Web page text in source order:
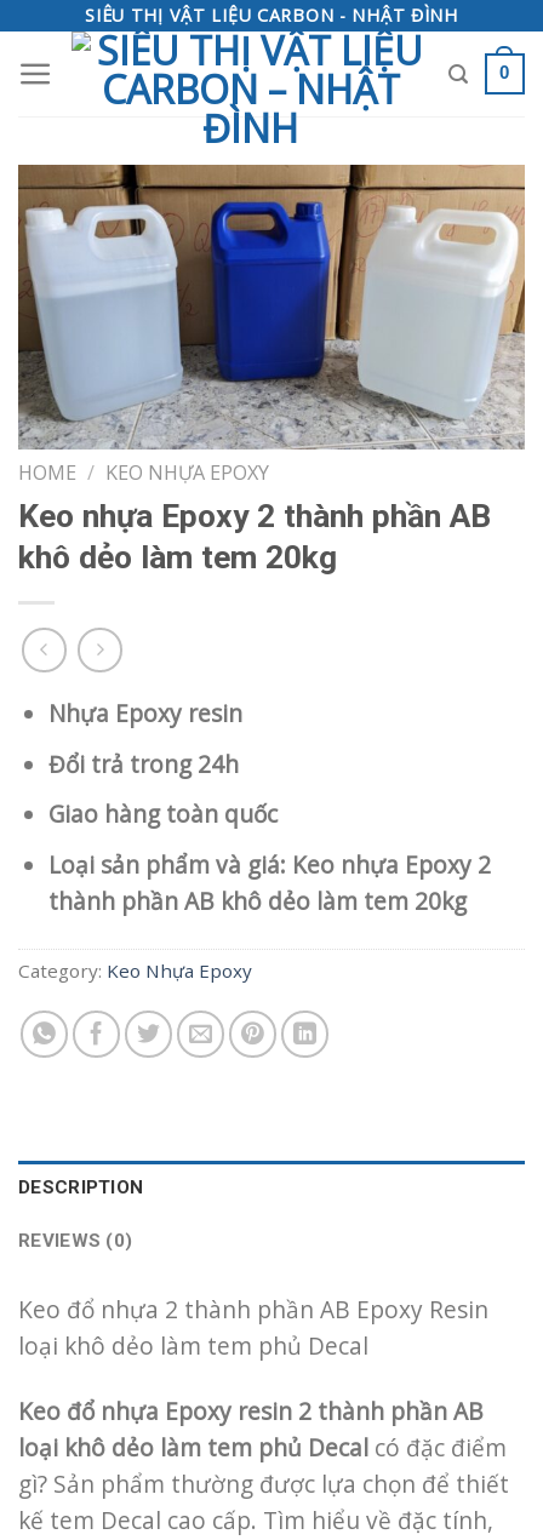
content
SIÊU THỊ VẬT LIỆU CARBON - NHẬT ĐÌNH
0
HOME / KEO NHỰA EPOXY
Keo nhựa Epoxy 2 thành phần AB
khô dẻo làm tem 20kg
Nhựa Epoxy resin
Đổi trả trong 24h
Giao hàng toàn quốc
Loại sản phẩm và giá: Keo nhựa Epoxy 2
thành phần AB khô dẻo làm tem 20kg
Category: Keo Nhựa Epoxy
DESCRIPTION
REVIEWS (0)
Keo đổ nhựa 2 thành phần AB Epoxy Resin
loại khô dẻo làm tem phủ Decal
Keo đổ nhựa Epoxy resin 2 thành phần AB
loại khô dẻo làm tem phủ Decal có đặc điểm
gì? Sản phẩm thường được lựa chọn để thiết
kế tem Decal cao cấp. Tìm hiểu về đặc tính,